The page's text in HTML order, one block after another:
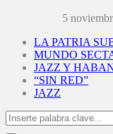
5
LA PATRIA
MUNDO
JAZZ Y
“SIN RED”
JAZZ
Search
for: